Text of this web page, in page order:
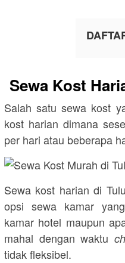
Sewa Kost
Salah satu sewa kost
kost harian dimana
per hari atau beberapa
Sewa kost harian di
opsi sewa kamar
kamar hotel maupun
mahal dengan waktu
tidak fleksibel.